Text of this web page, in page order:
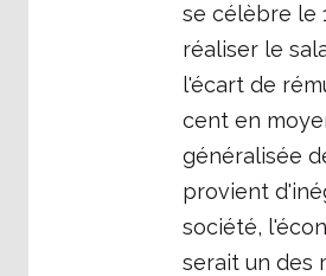
se célèbre le
réaliser le
l'écart de
cent en
généralisée
provient
société,
serait un des